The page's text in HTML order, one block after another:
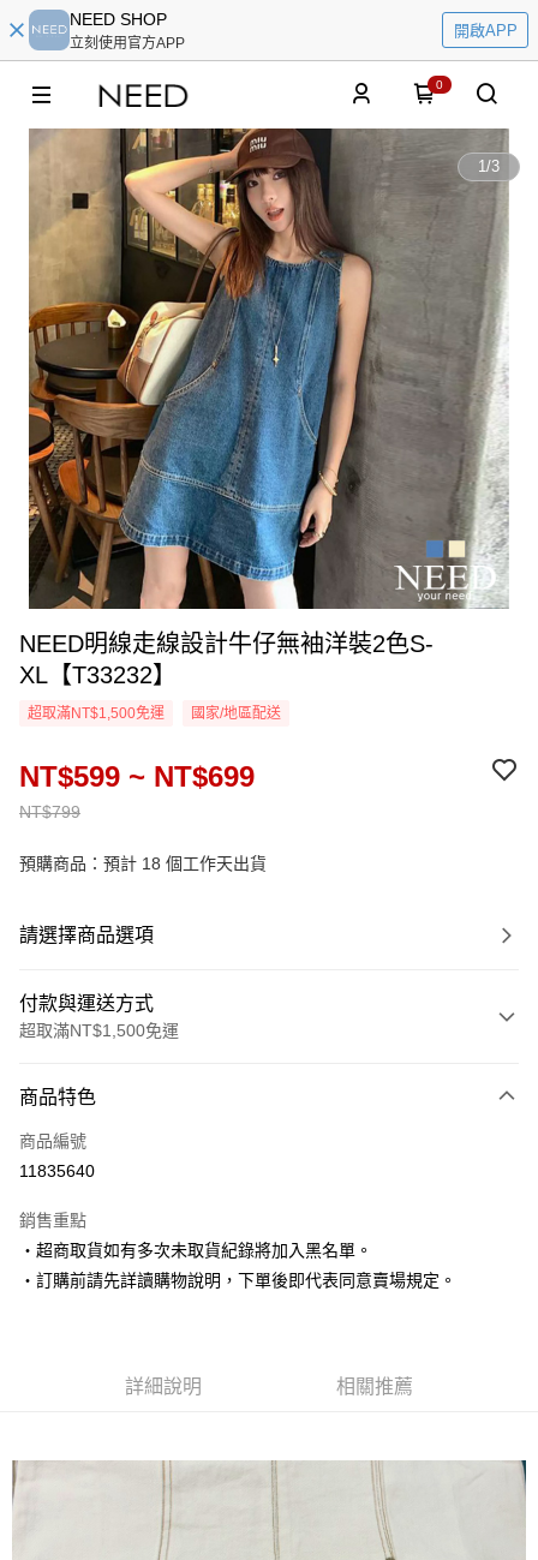
NEED SHOP
立刻使用官方APP
開啟APP
0
1/3
NEED明線走線設計牛仔無袖洋裝2色S-
XL【T33232】
超取滿NT$1,500免運 國家/地區配送
NT$799
NT$599 ~ NT$699
預購商品：預計 18 個工作天出貨
請選擇商品選項
付款與運送方式
超取滿NT$1,500免運
信用卡一次付款
超商取貨付款
Apple Pay
街口支付
AFTEE先享後付是「在收到商品之後才付款」的支付方式。 讓您購物簡單
１．簡單：不需註冊會員、不需綁卡、不需儲值。
商品特色
商品編號
11835640
銷售重點
‧超商取貨如有多次未取貨紀錄將加入黑名單。
‧訂購前請先詳讀購物說明，下單後即代表同意賣場規定。
詳細說明 相關推薦